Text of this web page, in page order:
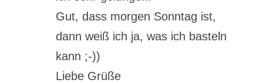
Gut, dass morgen Sonntag ist,
dann weiß ich ja, was ich basteln
kann ;-))
Liebe Grüße